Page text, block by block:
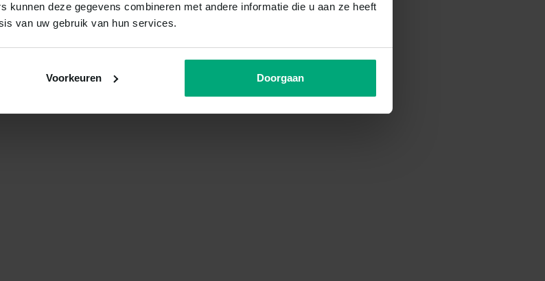
kunnen deze gegevens combineren met andere informatie die u aan ze heeft
van uw gebruik van hun services.
Voorkeuren Doorgaan